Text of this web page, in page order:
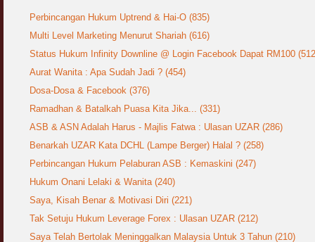
Perbincangan Hukum Uptrend & Hai-O (835)
Multi Level Marketing Menurut Shariah (616)
Status Hukum Infinity Downline @ Login Facebook Dapat RM100
Aurat Wanita : Apa Sudah Jadi ? (454)
Dosa-Dosa & Facebook (376)
Ramadhan & Batalkah Puasa Kita Jika... (331)
ASB & ASN Adalah Harus - Majlis Fatwa : Ulasan UZAR (286)
Benarkah UZAR Kata DCHL (Lampe Berger) Halal ? (258)
Perbincangan Hukum Pelaburan ASB : Kemaskini (247)
Hukum Onani Lelaki & Wanita (240)
Saya, Kisah Benar & Motivasi Diri (221)
Tak Setuju Hukum Leverage Forex : Ulasan UZAR (212)
Saya Telah Bertolak Meninggalkan Malaysia Untuk 3 Tahun (210)